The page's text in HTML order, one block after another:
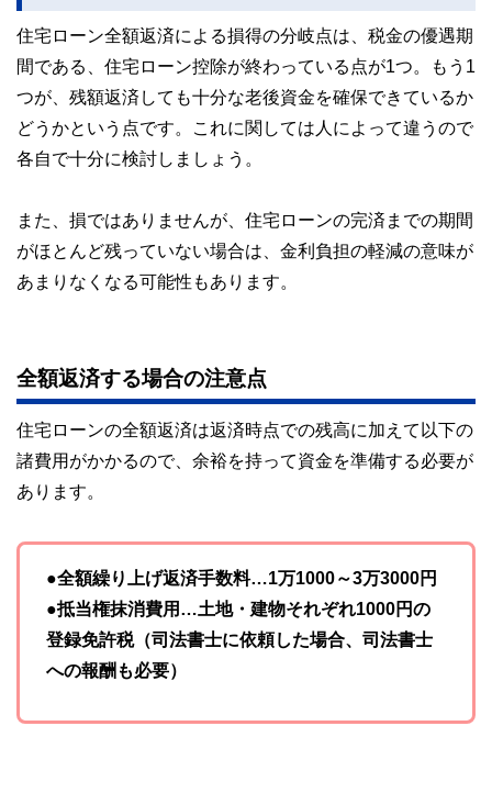
住宅ローン全額返済による損得の分岐点は、税金の優遇期
間である、住宅ローン控除が終わっている点が1つ。もう1
つが、残額返済しても十分な老後資金を確保できているか
どうかという点です。これに関しては人によって違うので
各自で十分に検討しましょう。
また、損ではありませんが、住宅ローンの完済までの期間
がほとんど残っていない場合は、金利負担の軽減の意味が
あまりなくなる可能性もあります。
全額返済する場合の注意点
住宅ローンの全額返済は返済時点での残高に加えて以下の
諸費用がかかるので、余裕を持って資金を準備する必要が
あります。
●全額繰り上げ返済手数料…1万1000～3万3000円
●抵当権抹消費用…土地・建物それぞれ1000円の
登録免許税（司法書士に依頼した場合、司法書士
への報酬も必要）